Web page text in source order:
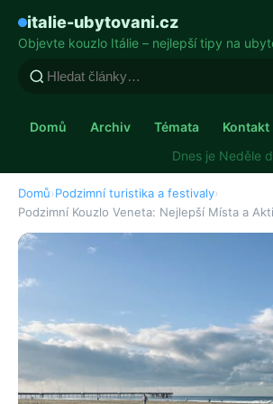
italie-ubytovani.cz
Objevte kouzlo Itálie – nejlepší tipy na
Domů Archiv Témata
Kontakt
Dnes je Neděle
Domů›Podzimní turistika a festivaly›
Podzimní Kouzlo Veneta: Nejlepší Místa a